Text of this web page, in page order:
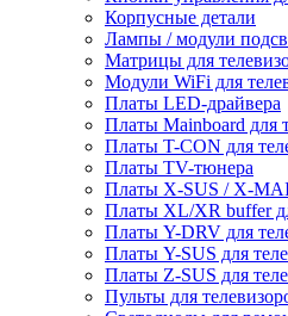
Корпусные детали
Лампы / модули
Матрицы для
Модули WiFi для
Платы LED-драйвера
Платы Mainboard для
Платы T-CON для
Платы TV-тюнера
Платы X-SUS / X-
Платы XL/XR buffer
Платы Y-DRV для
Платы Y-SUS для
Платы Z-SUS для
Пульты для